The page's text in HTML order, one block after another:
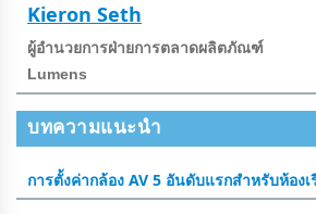
Kieron Seth
ผู้อํานวยการฝ่ายการตลาดผลิตภัณฑ์
Lumens
บทความแนะนำ
การตั้งค่ากล้อง AV 5 อันดับแรกสําหรับห้อง